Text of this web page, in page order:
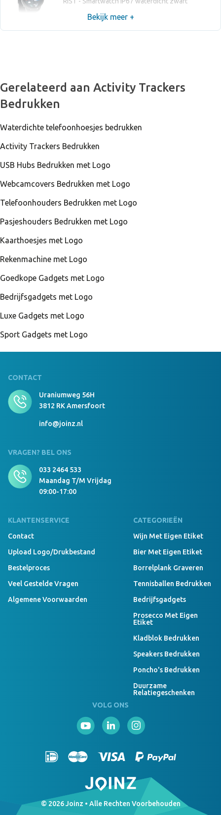
Bekijk meer +
Gerelateerd aan Activity Trackers
Bedrukken
Waterdichte telefoonhoesjes bedrukken
Activity Trackers Bedrukken
USB Hubs Bedrukken met Logo
Webcamcovers Bedrukken met Logo
Telefoonhouders Bedrukken met Logo
Pasjeshouders Bedrukken met Logo
Kaarthoesjes met Logo
Rekenmachine met Logo
Goedkope Gadgets met Logo
Bedrijfsgadgets met Logo
Luxe Gadgets met Logo
Sport Gadgets met Logo
CONTACT
Uraniumweg 56H
3812 RK Amersfoort
info@joinz.nl
VRAGEN? BEL ONS
033 2464 533
Maandag T/m Vrijdag
09:00-17:00
KLANTENSERVICE
Contact
Upload Logo/drukbestand
Bestelproces
Veel Gestelde Vragen
Algemene Voorwaarden
CATEGORIEËN
Wijn Met Eigen Etiket
Bier Met Eigen Etiket
Borrelplank Graveren
Tennisballen Bedrukken
Bedrijfsgadgets
Prosecco Met Eigen
Etiket
Kladblok Bedrukken
Speakers Bedrukken
Poncho's Bedrukken
Duurzame
Relatiegeschenken
VOLG ONS
© 2026 Joinz • Alle Rechten Voorbehouden